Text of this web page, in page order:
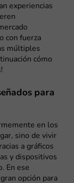
experiencias
con fuerza
múltiples
cómo
para
en los
sino de vivir
a gráficos
y dispositivos
En ese
opción para